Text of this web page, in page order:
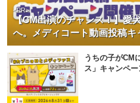
【CM出演のチャンス！】愛
へ。メディコート動画投稿キ
<PR>
うちの子がCM
ス」キャンペー